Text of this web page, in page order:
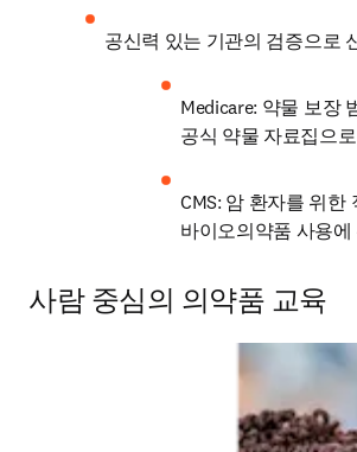
공신력 있는 기관의 검증으로
Medicare: 약물 보장
공식 약물 자료집으
CMS: 암 환자를 위한
바이오의약품 사용에
사람 중심의 의약품 교육